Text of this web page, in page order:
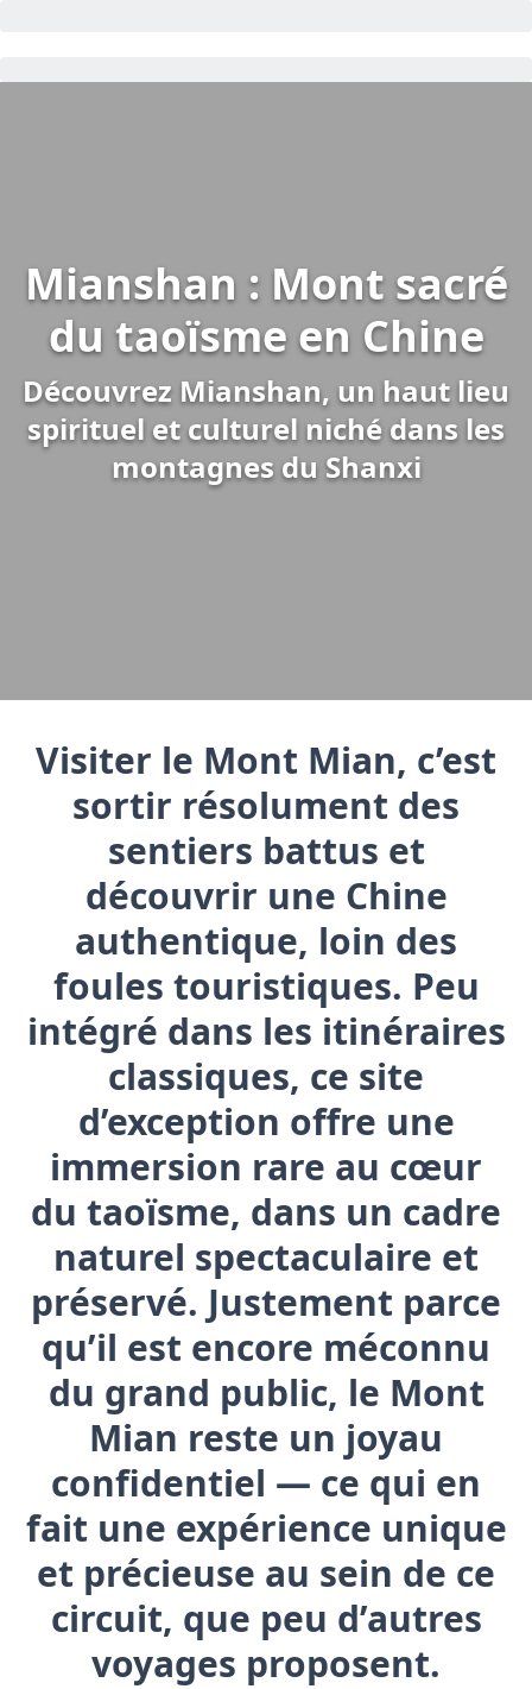
Mianshan : Mont sacré
du taoïsme en Chine
Découvrez Mianshan, un haut lieu
spirituel et culturel niché dans les
montagnes du Shanxi
Visiter le Mont Mian, c’est
sortir résolument des
sentiers battus et
découvrir une Chine
authentique, loin des
foules touristiques. Peu
intégré dans les itinéraires
classiques, ce site
d’exception offre une
immersion rare au cœur
du taoïsme, dans un cadre
naturel spectaculaire et
préservé. Justement parce
qu’il est encore méconnu
du grand public, le Mont
Mian reste un joyau
confidentiel — ce qui en
fait une expérience unique
et précieuse au sein de ce
circuit, que peu d’autres
voyages proposent.